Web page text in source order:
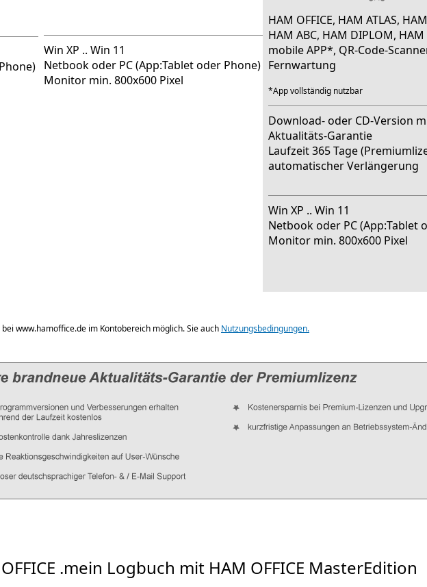
Win XP .. Win 11
Netbook oder PC (App:Tablet oder Phone)
Monitor min. 800x600 Pixel
HAM OFFICE, HAM ATLAS,
HAM ABC, HAM DIPLOM, HAM
mobile APP*, QR-Code-
Fernwartung
*App vollständig nutzbar
Download- oder CD-Version
Aktualitäts-Garantie
Laufzeit 365 Tage
automatischer Verlängerung
Win XP .. Win 11
Netbook oder PC (App:Tablet
Monitor min. 800x600 Pixel
www.hamoffice.de im Kontobereich möglich. Sie auch Nutzungsbedingungen.
.mein Logbuch mit HAM OFFICE MasterEdition